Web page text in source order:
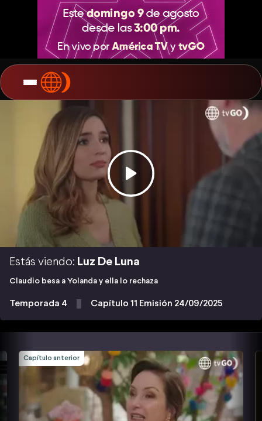
Estás viendo: Luz De Luna
Claudio besa a Yolanda y ella lo rechaza
Temporada 4 Capítulo 11 Emisión 24/09/2025
Capítulo anterior